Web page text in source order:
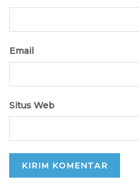
Email
Situs Web